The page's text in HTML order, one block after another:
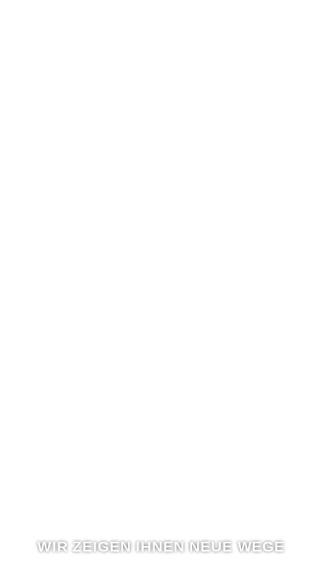
WIR ZEIGEN IHNEN NEUE WEGE